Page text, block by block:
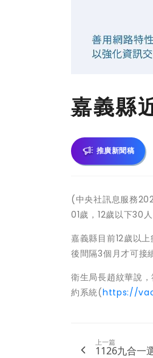
嘉義縣
推廣新聞稿
(中央社訊息服務
01歲，12歲以下30
嘉義縣目前12歲以
後間隔3個月才可接
衛生局長趙紋華說
約系統(https://
上一篇
1126九合一